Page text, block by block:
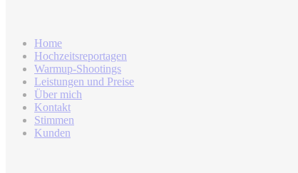
Home
Hochzeitsreportagen
Warmup-Shootings
Leistungen und Preise
Über mich
Kontakt
Stimmen
Kunden